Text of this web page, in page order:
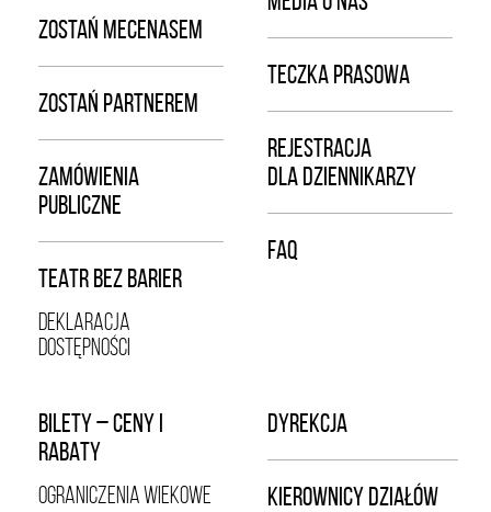
ZOSTAŃ MECENASEM
ZOSTAŃ PARTNEREM
ZAMÓWIENIA
PUBLICZNE
TEATR BEZ BARIER
DEKLARACJA
DOSTĘPNOŚCI
TECZKA PRASOWA
REJESTRACJA
DLA DZIENNIKARZY
FAQ
BILETY – CENY I
RABATY
OGRANICZENIA WIEKOWE
DYREKCJA
KIEROWNICY DZIAŁÓW